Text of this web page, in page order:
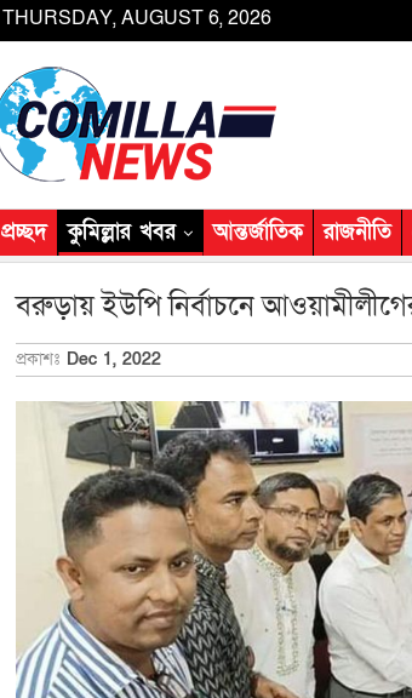
THURSDAY, AUGUST 6, 2026
প্রচ্ছদ কুমিল্লার খবর আন্তর্জাতিক রাজনীতি
বরুড়ায় ইউপি নির্বাচনে
প্রকাশঃ Dec 1, 2022